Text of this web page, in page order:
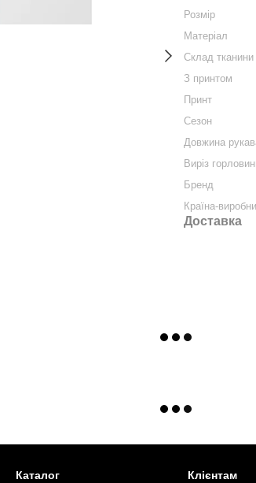
Розмір
Матеріал
Склад тканини
З принтом
Принт
Сезон
Довжина
Виріз
Бренд
Країна-
Доставка
Каталог Клієнтам